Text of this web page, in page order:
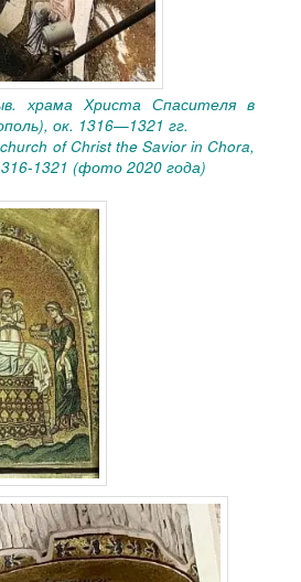
храма Христа Спасителя в
ок. 1316—1321 гг.
of Christ the Savior in Chora,
1321 (фото 2020 года)